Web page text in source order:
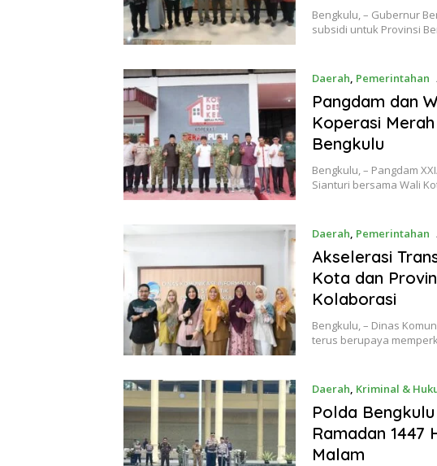
Bengkulu, – Gubernur
subsidi untuk Provinsi
Daerah, Pemerintahan
Pangdam dan
Koperasi
Bengkulu
Bengkulu, – Pangdam
Sianturi bersama Wali
Daerah, Pemerintahan
Akselerasi
Kota dan
Kolaborasi
​Bengkulu, – Dinas
terus berupaya
Daerah, Kriminal &
Polda
Ramadan 1447
Malam